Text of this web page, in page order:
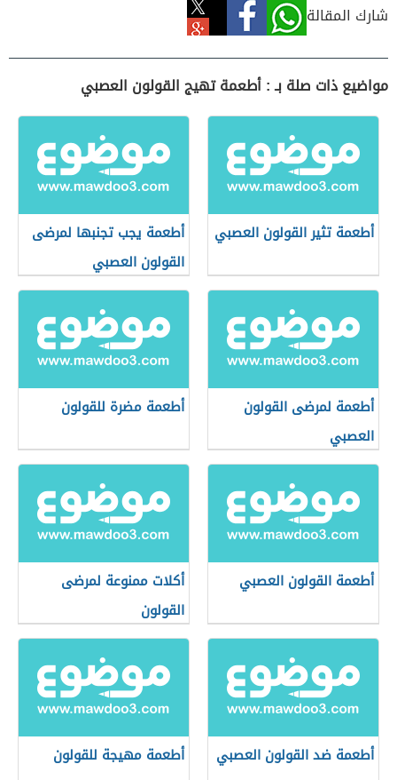
شارك المقالة
مواضيع ذات صلة بـ : أطعمة تهيج القولون العصبي
أطعمة تثير القولون العصبي
أطعمة يجب تجنبها لمرضى
القولون العصبي
أطعمة لمرضى القولون
العصبي
أطعمة مضرة للقولون
أطعمة القولون العصبي
أكلات ممنوعة لمرضى
القولون
أطعمة ضد القولون العصبي أطعمة مهيجة للقولون